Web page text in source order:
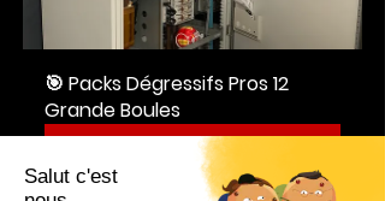
🎯 Packs Dégressifs Pros 12
Grande Boules
Acheter